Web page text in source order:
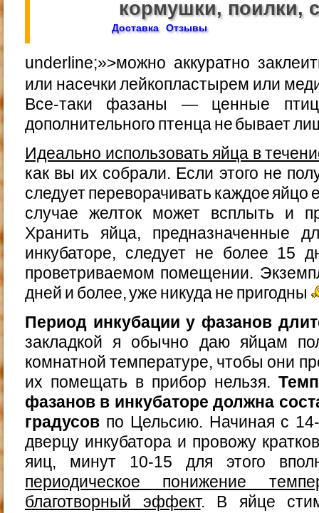
кормушки, поилки,
Доставка Отзывы
underline;»>можно аккуратно
или насечки лейкопластырем или
Все-таки фазаны — ценные
дополнительного птенца не бывает
Идеально использовать яйца в
как вы их собрали. Если этого не
следует переворачивать каждое яйцо
случае желток может всплыть и
Хранить яйца, предназначенные
инкубаторе, следует не более 15
проветриваемом помещении.
дней и более, уже никуда не пригодны
Период инкубации у фазанов
закладкой я обычно даю яйцам
комнатной температуре, чтобы они
их помещать в прибор нельзя.
фазанов в инкубаторе должна
градусов по Цельсию. Начиная с
дверцу инкубатора и провожу
яиц, минут 10-15 для этого
периодическое понижение
благотворный эффект. В яйце